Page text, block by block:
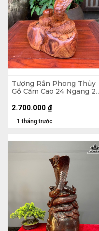
Tượng Rắn Phong Thủy
Gỗ Cẩm Cao 24 Ngang 23
1 tháng trước
2.700.000 ₫